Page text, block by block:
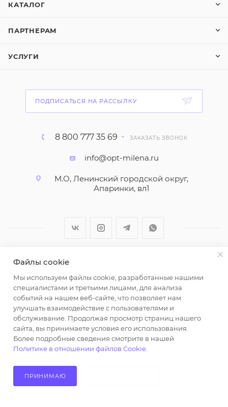
КАТАЛОГ
ПАРТНЕРАМ
УСЛУГИ
ПОДПИСАТЬСЯ НА РАССЫЛКУ
8 800 777 35 69 ЗАКАЗАТЬ ЗВОНОК
info@opt-milena.ru
М.О, Ленинский городской округ,
Апаринки, вл1
2026 © ООО "Вайт Текстиль групп"
Любая информация на сайте носит справочный
характер и не является публичной офертой
определяемой положениями пункта 2 статьи 437
Гражданского кодекса Российской Федерации.
Использование любых материалов, опубликованных
на https://opt-milena.ru, допустимо только при
наличии письменного разрешения редакции и
активной ссылки на https://opt-milena.ru
Файлы cookie
Мы используем файлы cookie, разработанные нашими
специалистами и третьими лицами, для анализа
событий на нашем веб-сайте, что позволяет нам
улучшать взаимодействие с пользователями и
обслуживание. Продолжая просмотр страниц нашего
сайта, вы принимаете условия его использования.
Более подробные сведения смотрите в нашей
Политике в отношении файлов Cookie
ПРИНИМАЮ